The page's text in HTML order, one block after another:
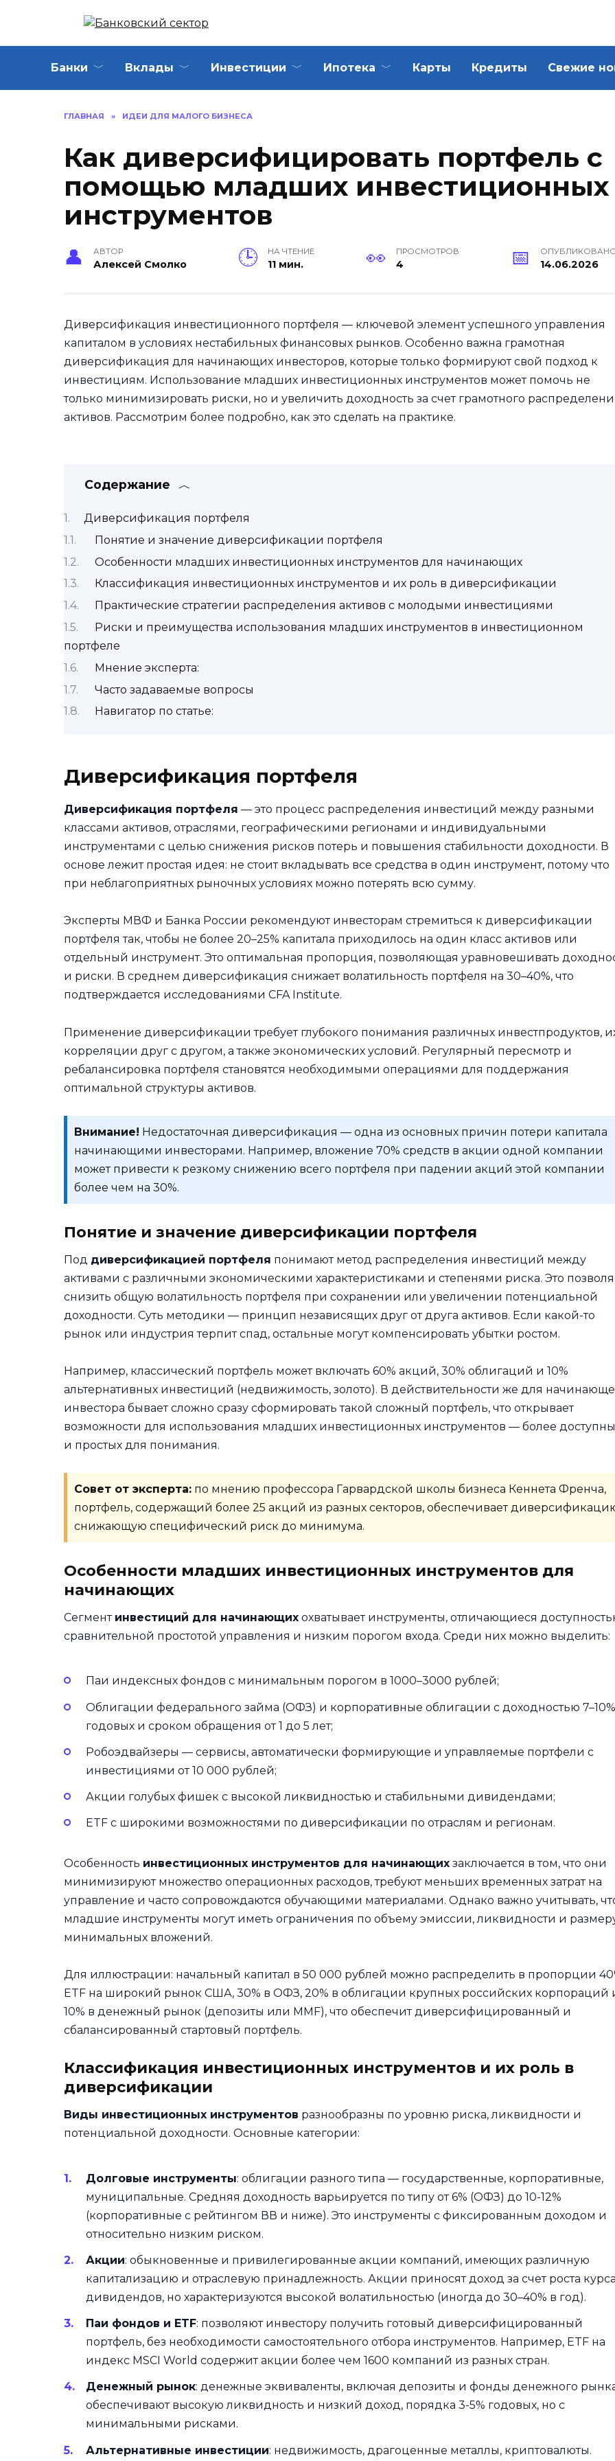
Банки Вклады Инвестиции Ипотека Карты Кредиты Свежие
ГЛАВНАЯ » ИДЕИ ДЛЯ МАЛОГО БИЗНЕСА
Как диверсифицировать портфель с
помощью младших инвестиционных
инструментов
АВТОР
Алексей Смолко
НА ЧТЕНИЕ
11 мин.
ПРОСМОТРОВ
4 14.06.2026
Диверсификация инвестиционного портфеля — ключевой элемент успешного управления
капиталом в условиях нестабильных финансовых рынков. Особенно важна грамотная
диверсификация для начинающих инвесторов, которые только формируют свой подход к
инвестициям. Использование младших инвестиционных инструментов может помочь не
только минимизировать риски, но и увеличить доходность за счет грамотного
активов. Рассмотрим более подробно, как это сделать на практике.
Содержание
Диверсификация портфеля
Понятие и значение диверсификации портфеля
Особенности младших инвестиционных инструментов для начинающих
Классификация инвестиционных инструментов и их роль в диверсификации
Практические стратегии распределения активов с молодыми инвестициями
Риски и преимущества использования младших инструментов в инвестиционном
портфеле
Мнение эксперта:
Часто задаваемые вопросы
Навигатор по статье:
Диверсификация портфеля
Диверсификация портфеля — это процесс распределения инвестиций между разными
классами активов, отраслями, географическими регионами и индивидуальными
инструментами с целью снижения рисков потерь и повышения стабильности доходности. В
основе лежит простая идея: не стоит вкладывать все средства в один инструмент, потому что
при неблагоприятных рыночных условиях можно потерять всю сумму.
Эксперты МВФ и Банка России рекомендуют инвесторам стремиться к диверсификации
портфеля так, чтобы не более 20–25% капитала приходилось на один класс активов или
отдельный инструмент. Это оптимальная пропорция, позволяющая уравновешивать
и риски. В среднем диверсификация снижает волатильность портфеля на 30–40%, что
подтверждается исследованиями CFA Institute.
Применение диверсификации требует глубокого понимания различных инвестпродуктов,
корреляции друг с другом, а также экономических условий. Регулярный пересмотр и
ребалансировка портфеля становятся необходимыми операциями для поддержания
оптимальной структуры активов.
Внимание! Недостаточная диверсификация — одна из основных причин потери капитала
начинающими инвесторами. Например, вложение 70% средств в акции одной компании
может привести к резкому снижению всего портфеля при падении акций этой компании
более чем на 30%.
Понятие и значение диверсификации портфеля
Под диверсификацией портфеля понимают метод распределения инвестиций между
активами с различными экономическими характеристиками и степенями риска. Это
снизить общую волатильность портфеля при сохранении или увеличении потенциальной
доходности. Суть методики — принцип независящих друг от друга активов. Если какой-то
рынок или индустрия терпит спад, остальные могут компенсировать убытки ростом.
Например, классический портфель может включать 60% акций, 30% облигаций и 10%
альтернативных инвестиций (недвижимость, золото). В действительности же для
инвестора бывает сложно сразу сформировать такой сложный портфель, что открывает
возможности для использования младших инвестиционных инструментов — более
и простых для понимания.
Совет от эксперта: по мнению профессора Гарвардской школы бизнеса Кеннета Френча,
портфель, содержащий более 25 акций из разных секторов, обеспечивает
снижающую специфический риск до минимума.
Особенности младших инвестиционных инструментов для
начинающих
Сегмент инвестиций для начинающих охватывает инструменты, отличающиеся
сравнительной простотой управления и низким порогом входа. Среди них можно выделить:
Паи индексных фондов с минимальным порогом в 1000–3000 рублей;
Облигации федерального займа (ОФЗ) и корпоративные облигации с доходностью 7–10%
годовых и сроком обращения от 1 до 5 лет;
Робоэдвайзеры — сервисы, автоматически формирующие и управляемые портфели с
инвестициями от 10 000 рублей;
Акции голубых фишек с высокой ликвидностью и стабильными дивидендами;
ETF с широкими возможностями по диверсификации по отраслям и регионам.
Особенность инвестиционных инструментов для начинающих заключается в том, что они
минимизируют множество операционных расходов, требуют меньших временных затрат на
управление и часто сопровождаются обучающими материалами. Однако важно учитывать,
младшие инструменты могут иметь ограничения по объему эмиссии, ликвидности и
минимальных вложений.
Для иллюстрации: начальный капитал в 50 000 рублей можно распределить в пропорции
ETF на широкий рынок США, 30% в ОФЗ, 20% в облигации крупных российских корпораций
10% в денежный рынок (депозиты или MMF), что обеспечит диверсифицированный и
сбалансированный стартовый портфель.
Классификация инвестиционных инструментов и их роль в
диверсификации
Виды инвестиционных инструментов разнообразны по уровню риска, ликвидности и
потенциальной доходности. Основные категории:
Долговые инструменты: облигации разного типа — государственные, корпоративные,
муниципальные. Средняя доходность варьируется по типу от 6% (ОФЗ) до 10-12%
(корпоративные с рейтингом ВВ и ниже). Это инструменты с фиксированным доходом и
относительно низким риском.
Акции: обыкновенные и привилегированные акции компаний, имеющих различную
капитализацию и отраслевую принадлежность. Акции приносят доход за счет роста
дивидендов, но характеризуются высокой волатильностью (иногда до 30–40% в год).
Паи фондов и ETF: позволяют инвестору получить готовый диверсифицированный
портфель, без необходимости самостоятельного отбора инструментов. Например, ETF на
индекс MSCI World содержит акции более чем 1600 компаний из разных стран.
Денежный рынок: денежные эквиваленты, включая депозиты и фонды денежного
обеспечивают высокую ликвидность и низкий доход, порядка 3-5% годовых, но с
минимальными рисками.
Альтернативные инвестиции: недвижимость, драгоценные металлы, криптовалюты.